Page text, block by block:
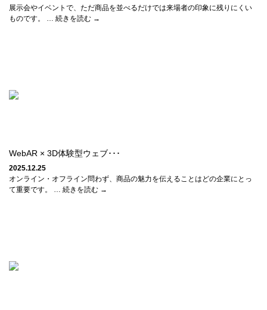
展示会やイベントで、ただ商品を並べるだけでは来場者の印象に残りにくい
ものです。 … 続きを読む →
WebAR × 3D体験型ウェブ･･･
2025.12.25
オンライン・オフライン問わず、商品の魅力を伝えることはどの企業にとっ
て重要です。 … 続きを読む →